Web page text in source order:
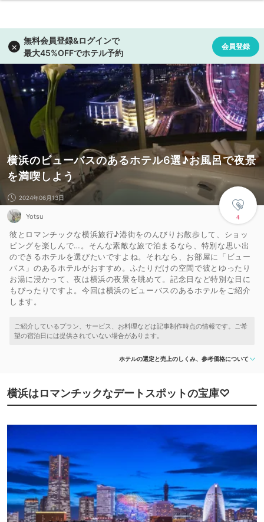
横浜のビューバスのあるホテル6選♪お風呂で夜景
を満喫しよう
4
2024年06月13日
Yotsu
彼とロマンチックな横浜旅行♪港街をのんびりお散歩して、ショッ
ピングを楽しんで…。そんな素敵な旅で泊まるなら、特別な思い出
のできるホテルを選びたいですよね。それなら、お部屋に「ビュー
バス」のあるホテルがおすすめ。ふたりだけの空間で彼とゆったり
お湯に浸かって、夜は横浜の夜景を眺めて。記念日など特別な日に
もぴったりですよ。今回は横浜のビューバスのあるホテルをご紹介
します。
ホテルの選定と売上のしくみ、参考価格について
横浜はロマンチックなデートスポットの宝庫♡